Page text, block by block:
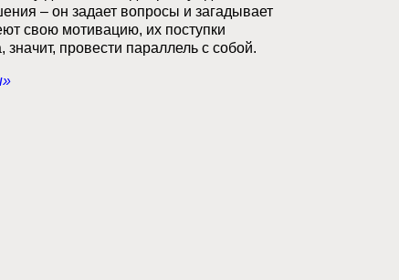
– он задает вопросы и загадывает
свою мотивацию, их поступки
провести параллель с собой.